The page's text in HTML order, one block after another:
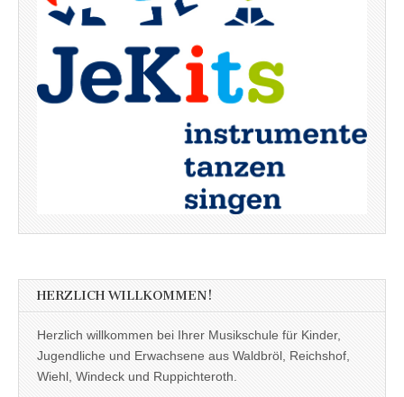
HERZLICH WILLKOMMEN!
Herzlich willkommen bei Ihrer Musikschule für Kinder,
Jugendliche und Erwachsene aus Waldbröl, Reichshof,
Wiehl, Windeck und Ruppichteroth.